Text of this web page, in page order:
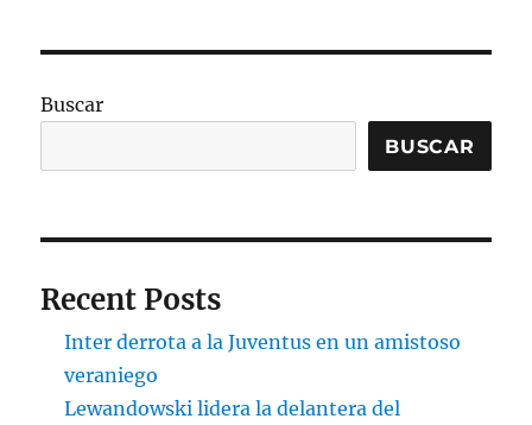
Buscar
BUSCAR
Recent Posts
Inter derrota a la Juventus en un amistoso
veraniego
Lewandowski lidera la delantera del